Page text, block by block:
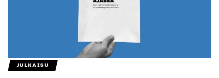
JULKAISU